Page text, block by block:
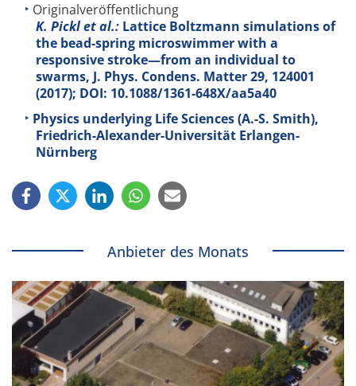
Originalveröffentlichung
K. Pickl et al.: Lattice Boltzmann simulations of
the bead-spring microswimmer with a
responsive stroke—from an individual to
swarms, J. Phys. Condens. Matter29, 124001
(2017); DOI: 10.1088/1361-648X/aa5a40
Physics underlying Life Sciences (A.-S. Smith),
Friedrich-Alexander-Universität Erlangen-
Nürnberg
Anbieter des Monats